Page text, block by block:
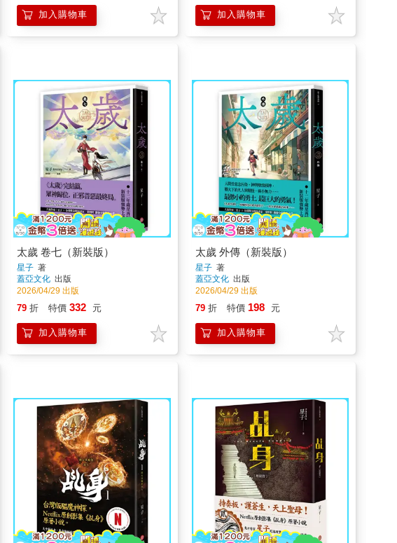
加入購物車 加入購物車
太歲 卷七（新裝版）
星子著
蓋亞文化 出版
2026/04/29 出版
79 折 特價 332 元
加入購物車
太歲 外傳（新裝版）
星子著
蓋亞文化 出版
2026/04/29 出版
79 折 特價 198 元
加入購物車